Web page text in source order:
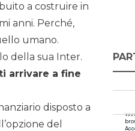
a costruire in
anni. Perché,
umano.
della sua Inter.
arrivare a fine
disposto a
del